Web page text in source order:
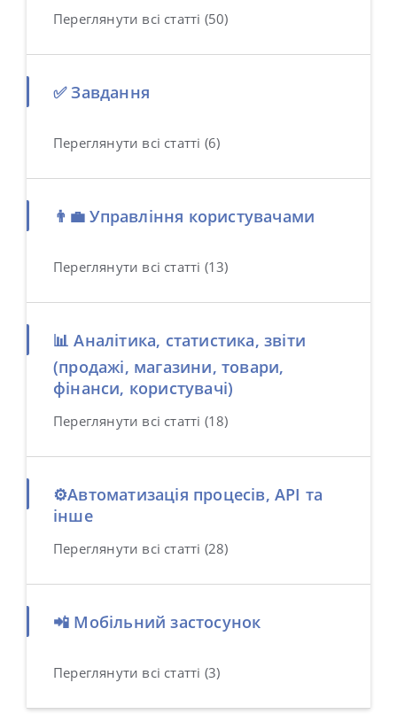
Переглянути всі статті (50)
✅ Завдання
Переглянути всі статті (6)
👨‍💼 Управління користувачами
Переглянути всі статті (13)
📊 Аналітика, статистика, звіти
(продажі, магазини, товари,
фінанси, користувачі)
Переглянути всі статті (18)
⚙️Автоматизація процесів, API та
інше
Переглянути всі статті (28)
📲 Мобільний застосунок
Переглянути всі статті (3)